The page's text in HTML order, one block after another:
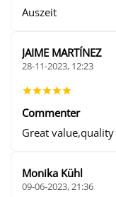
Auszeit
JAIME MARTÍNEZ
28-11-2023, 12:23
Commenter
Great
Monika Kühl
09-06-2023, 21:36